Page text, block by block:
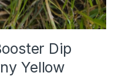
Dip
Yellow